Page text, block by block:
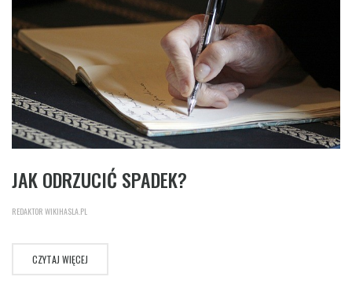
JAK ODRZUCIĆ SPADEK?
REDAKTOR WIKIHASLA.PL
CZYTAJ WIĘCEJ